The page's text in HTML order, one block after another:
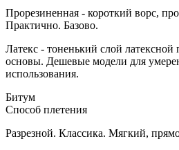
Прорезиненная - короткий ворс,
Практично. Базово.
Латекс - тоненький слой латексной
основы. Дешевые модели для
использования.
Битум
Способ плетения
Разрезной. Классика. Мягкий,